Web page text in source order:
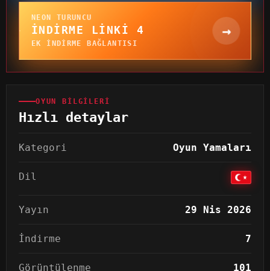
NEON TURUNCU
İNDIRME LINKI 4
EK INDIRME BAĞLANTISI
→
OYUN BILGILERI
Hızlı detaylar
Kategori Oyun Yamaları
Dil
Yayın 29 Nis 2026
İndirme 7
Görüntülenme 101